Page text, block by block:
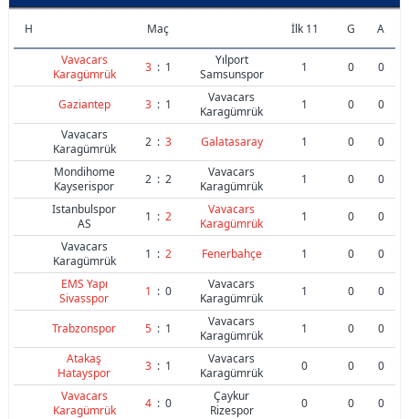
H Maç İlk 11 G
A
Vavacars
Karagümrük
3 : 1
Yılport
Samsunspor
1 0 0
Gaziantep 3 : 1
Vavacars
Karagümrük
1 0
0
Vavacars
Karagümrük
2 : 3 Galatasaray 1 0
0
Mondihome
Kayserispor
2 : 2
Vavacars
Karagümrük
1 0
0
Istanbulspor
AS
1 : 2
Vavacars
Karagümrük
1 0
0
Vavacars
Karagümrük
1 : 2 Fenerbahçe 1 0
0
EMS Yapı
Sivasspor
1 : 0
Vavacars
Karagümrük
1 0 0
Trabzonspor 5 : 1
Vavacars
Karagümrük
1 0
0
Atakaş
Hatayspor
3 : 1
Vavacars
Karagümrük
0 0
0
Vavacars
Karagümrük
4 : 0
Çaykur
Rizespor
0 0 0